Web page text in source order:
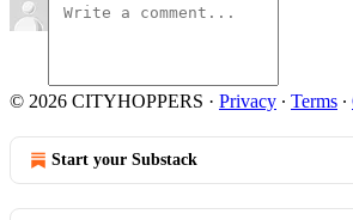
© 2026 CITYHOPPERS · Privacy ∙ Terms ∙
Start your Substack